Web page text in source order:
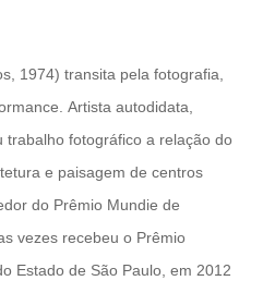
1974) transita pela fotografia,
Artista autodidata,
trabalho fotográfico a relação do
e paisagem de centros
do Prêmio Mundie de
vezes recebeu o Prêmio
Estado de São Paulo, em 2012